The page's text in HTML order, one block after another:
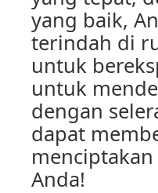
yang baik,
terindah di
untuk
untuk
dengan
dapat
Anda!